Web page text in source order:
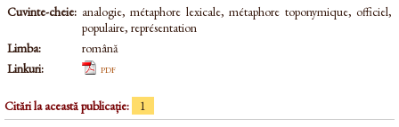
Cuvinte-cheie: analogie, métaphore lexicale, métaphore toponymique, officiel,
populaire, représentation
Limba:
română
Linkuri:
pdf
Citări la această publicație: 1